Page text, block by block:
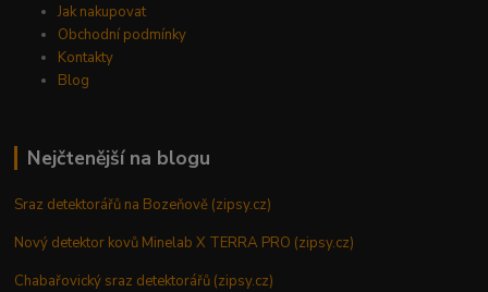
Jak nakupovat
Obchodní podmínky
Kontakty
Blog
Nejčtenější na blogu
Sraz detektorářů na Bozeňově (zipsy.cz)
Nový detektor kovů Minelab X TERRA PRO (zipsy.cz)
Chabařovický sraz detektorářů (zipsy.cz)